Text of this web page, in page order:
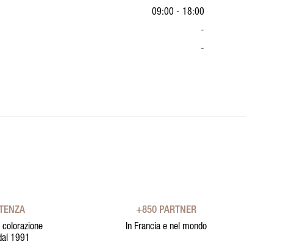
09:00 - 18:00
-
-
colorazione
1991
+850 PARTNER
In Francia e nel mondo